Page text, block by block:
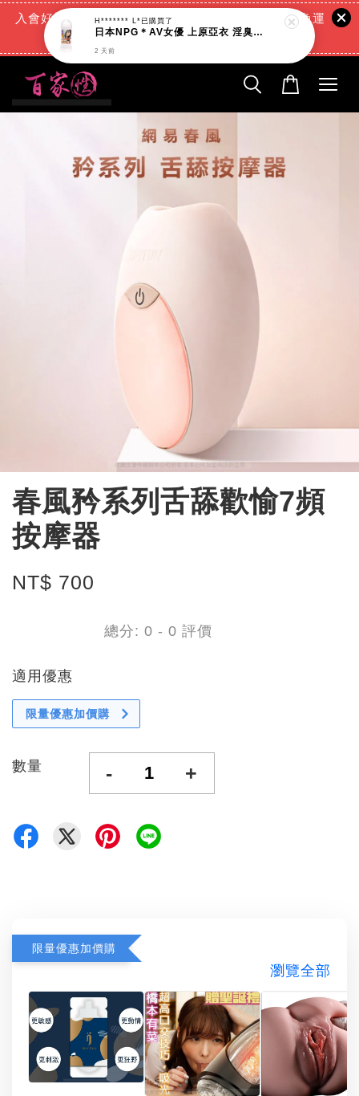
入會好禮:(消費滿888元=現折88元)+(滿666元超商免運
費)+(交易完成再送現金回饋)
春風矜系列舌舔歡愉7頻
按摩器
NT$ 700
總分: 0 - 0 評價
適用優惠
限量優惠加價購
數量 - +
限量優惠加價購
瀏覽全部